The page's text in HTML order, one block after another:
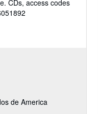
CDs, access codes
de America